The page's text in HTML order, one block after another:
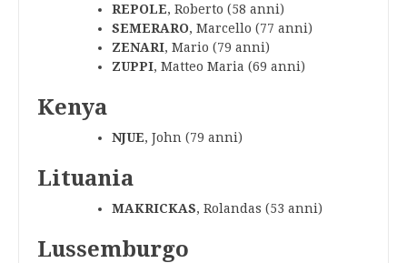
REPOLE, Roberto (58 anni)
SEMERARO, Marcello (77 anni)
ZENARI, Mario (79 anni)
ZUPPI, Matteo Maria (69 anni)
Kenya
NJUE, John (79 anni)
Lituania
MAKRICKAS, Rolandas (53 anni)
Lussemburgo